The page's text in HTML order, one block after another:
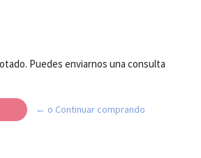
Puedes enviarnos una consulta
← o Continuar comprando